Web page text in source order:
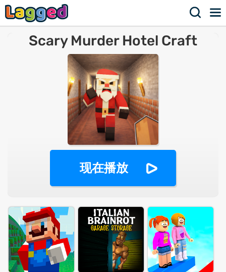
Scary Murder Hotel Craft
现在播放